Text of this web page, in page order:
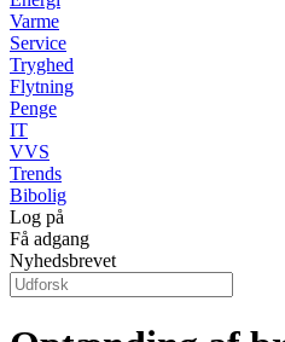
Varme
Service
Tryghed
Flytning
Penge
IT
VVS
Trends
Bibolig
Log på
Få adgang
Nyhedsbrevet